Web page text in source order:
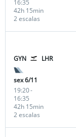
16:35
2 escalas
42h 15min
GYN LHR
sex 6/11
19:20-
16:35
2 escalas
42h 15min